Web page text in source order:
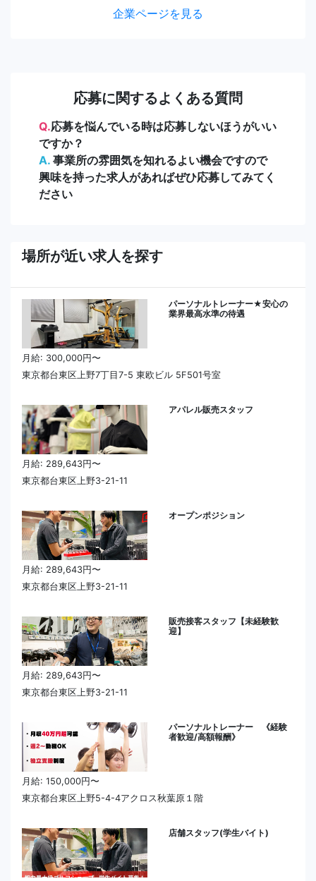
企業ページを見る
応募に関するよくある質問
Q.応募を悩んでいる時は応募しないほうがいい
ですか？
A. 事業所の雰囲気を知れるよい機会ですので
興味を持った求人があればぜひ応募してみてく
ださい
場所が近い求人を探す
パーソナルトレーナー★安心の
業界最高水準の待遇
月給: 300,000円〜
東京都台東区上野7丁目7-5 東欧ビル 5F501号室
アパレル販売スタッフ
月給: 289,643円〜
東京都台東区上野3-21-11
オープンポジション
月給: 289,643円〜
東京都台東区上野3-21-11
販売接客スタッフ【未経験歓
迎】
月給: 289,643円〜
東京都台東区上野3-21-11
パーソナルトレーナー 《経験
者歓迎/高額報酬》
月給: 150,000円〜
東京都台東区上野5-4-4アクロス秋葉原１階
店舗スタッフ(学生バイト)